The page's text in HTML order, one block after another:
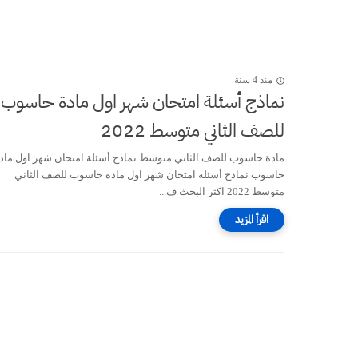
منذ 4 سنة
نماذج أسئلة امتحان شهر اول مادة حاسوب
للصف الثاني متوسط 2022
مادة حاسوب للصف الثاني متوسط نماذج أسئلة امتحان شهر اول
حاسوب نماذج أسئلة امتحان شهر اول مادة حاسوب للصف الثاني
متوسط 2022 اكثر البحث ف...